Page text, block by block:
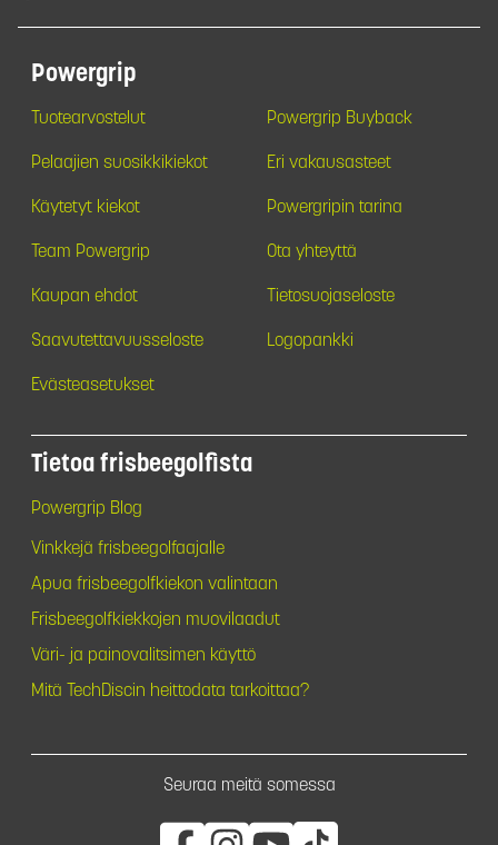
Powergrip
Tuotearvostelut Powergrip Buyback
Pelaajien suosikkikiekot Eri vakausasteet
Käytetyt kiekot Powergripin tarina
Team Powergrip Ota yhteyttä
Kaupan ehdot Tietosuojaseloste
Saavutettavuusseloste Logopankki
Evästeasetukset
Tietoa frisbeegolfista
Powergrip Blog
Vinkkejä frisbeegolfaajalle
Apua frisbeegolfkiekon valintaan
Frisbeegolfkiekkojen muovilaadut
Väri- ja painovalitsimen käyttö
Mitä TechDiscin heittodata tarkoittaa?
Seuraa meitä somessa